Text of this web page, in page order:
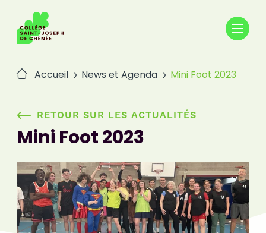
contenu
Accueil News et Agenda Mini Foot 2023
RETOUR SUR LES ACTUALITÉS
Mini Foot 2023